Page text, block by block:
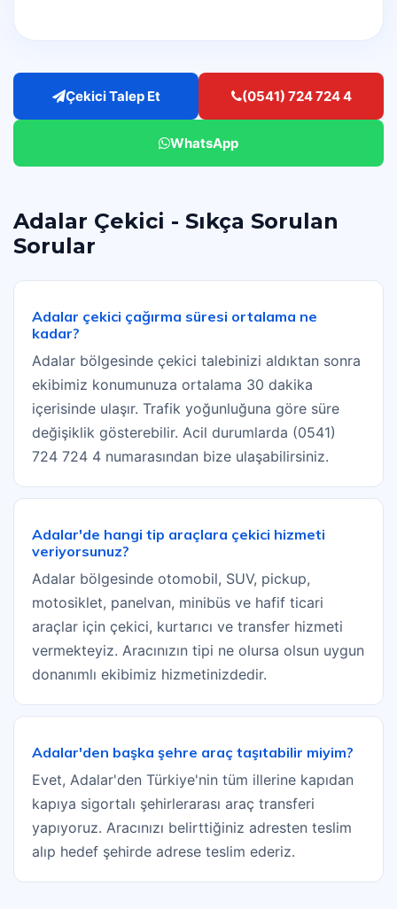
Çekici Talep Et (0541) 724 724 4
WhatsApp
Adalar Çekici - Sıkça Sorulan
Sorular
Adalar çekici çağırma süresi ortalama ne
kadar?
Adalar bölgesinde çekici talebinizi aldıktan sonra
ekibimiz konumunuza ortalama 30 dakika
içerisinde ulaşır. Trafik yoğunluğuna göre süre
değişiklik gösterebilir. Acil durumlarda (0541)
724 724 4 numarasından bize ulaşabilirsiniz.
Adalar'de hangi tip araçlara çekici hizmeti
veriyorsunuz?
Adalar bölgesinde otomobil, SUV, pickup,
motosiklet, panelvan, minibüs ve hafif ticari
araçlar için çekici, kurtarıcı ve transfer hizmeti
vermekteyiz. Aracınızın tipi ne olursa olsun uygun
donanımlı ekibimiz hizmetinizdedir.
Adalar'den başka şehre araç taşıtabilir miyim?
Evet, Adalar'den Türkiye'nin tüm illerine kapıdan
kapıya sigortalı şehirlerarası araç transferi
yapıyoruz. Aracınızı belirttiğiniz adresten teslim
alıp hedef şehirde adrese teslim ederiz.